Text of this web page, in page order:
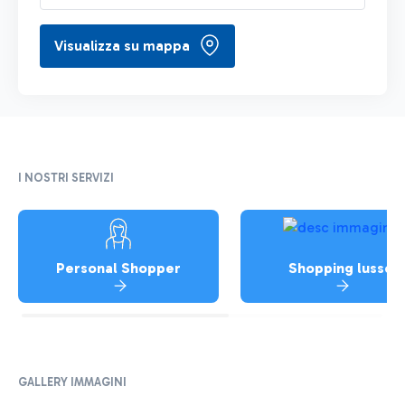
Visualizza su mappa
I NOSTRI SERVIZI
Personal Shopper Shopping lusso
GALLERY IMMAGINI